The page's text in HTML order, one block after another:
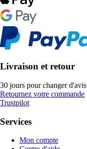
Livraison et retour
30 jours pour changer d'avis
Retournez votre commande
Trustpilot
Services
Mon compte